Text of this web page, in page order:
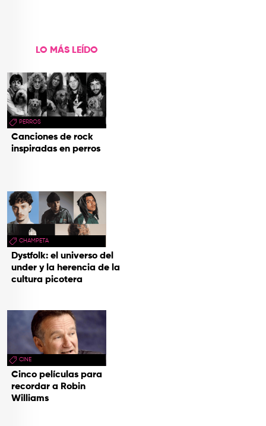
LO MÁS LEÍDO
PERROS
Canciones de rock
inspiradas en perros
CHAMPETA
Dystfolk: el universo del
under y la herencia de la
cultura picotera
CINE
Cinco películas para
recordar a Robin
Williams